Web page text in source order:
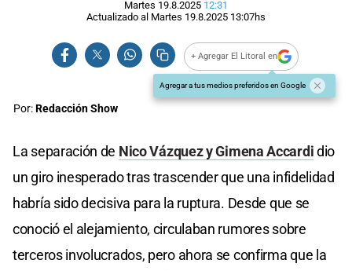
Martes 19.8.2025 12:31
Actualizado al Martes 19.8.2025 13:07hs
+ Agregar El Litoral en
Agregar a tus medios preferidos en Google
Por:Redacción Show
La separación de Nico Vázquez y Gimena Accardidio
un giro inesperado tras trascender que una infidelidad
habría sido decisiva para la ruptura. Desde que se
conoció el alejamiento, circulaban rumores sobre
terceros involucrados, pero ahora se confirma que la